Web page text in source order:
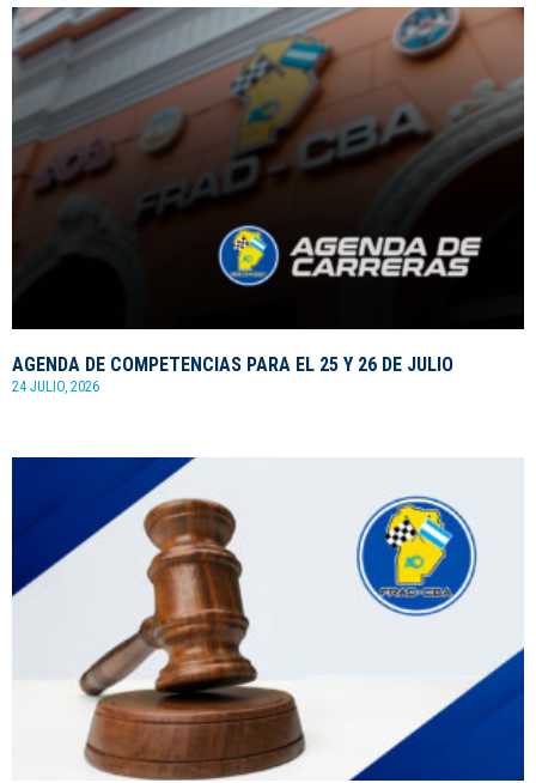
AGENDA DE COMPETENCIAS PARA EL 25 Y 26 DE JULIO
24 JULIO, 2026